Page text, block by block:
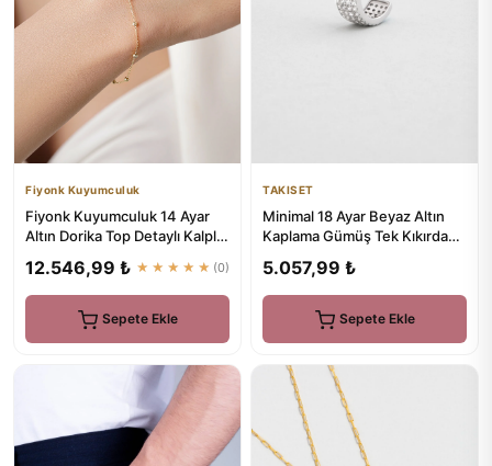
Fiyonk Kuyumculuk
Fiyonk Kuyumculuk 14 Ayar
Altın Dorika Top Detaylı Kalpli
12.546,99 ₺ ★★★★★ (0)
Sepete Ekle
TAKISET
Minimal 18 Ayar Beyaz Altın
Kaplama Gümüş Tek Kıkırdak
5.057,99 ₺
Sepete Ekle